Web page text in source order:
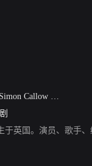
Simon Callow CBE
于英国。演员、歌手